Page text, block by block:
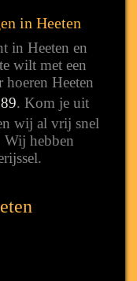
in Heeten
in Heeten en
wilt met een
Heeten
. Kom je uit
wij al vrij snel
Wij hebben